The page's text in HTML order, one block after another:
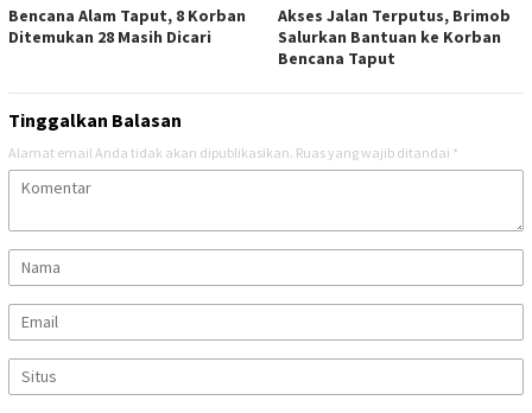
Bencana Alam Taput, 8 Korban
Ditemukan 28 Masih Dicari
Akses Jalan Terputus, Brimob
Salurkan Bantuan ke Korban
Bencana Taput
Tinggalkan Balasan
Alamat email Anda tidak akan dipublikasikan. Ruas yang wajib ditandai *